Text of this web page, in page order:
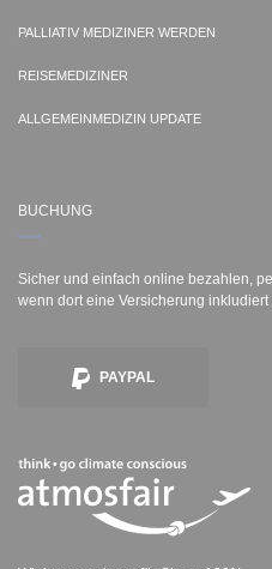
PALLIATIV MEDIZINER WERDEN
REISEMEDIZINER
ALLGEMEINMEDIZIN UPDATE
BUCHUNG
Sicher und einfach online bezahlen,
wenn dort eine Versicherung inkludiert
PAYPAL